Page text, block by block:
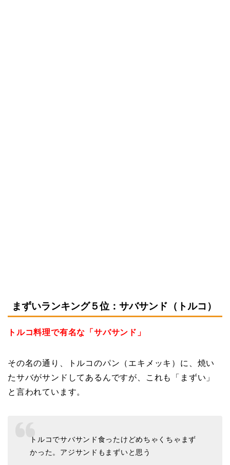
まずいランキング５位：サバサンド（トルコ）
トルコ料理で有名な「サバサンド」
その名の通り、トルコのパン（エキメッキ）に、焼い
たサバがサンドしてあるんですが、これも「まずい」
と言われています。
トルコでサバサンド食ったけどめちゃくちゃまず
かった。アジサンドもまずいと思う